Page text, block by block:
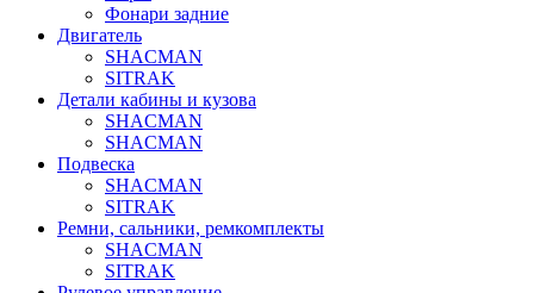
Фонари задние
Двигатель
SHACMAN
SITRAK
Детали кабины и кузова
SHACMAN
SHACMAN
Подвеска
SHACMAN
SITRAK
Ремни, сальники, ремкомплекты
SHACMAN
SITRAK